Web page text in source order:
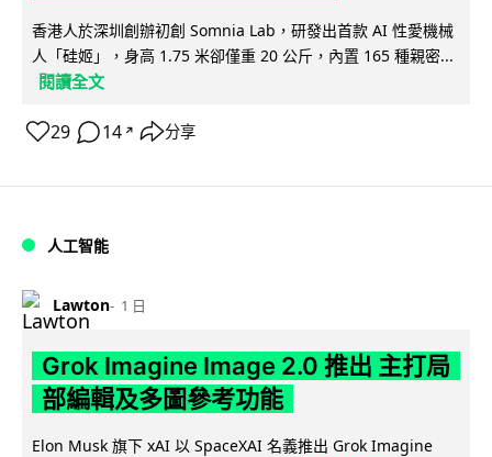
香港人於深圳創辦初創 Somnia Lab，研發出首款 AI 性愛機械
人「硅姬」，身高 1.75 米卻僅重 20 公斤，內置 165 種親密...
閱讀全文
29 14 ↗ 分享
人工智能
Lawton 1 日
Grok Imagine Image 2.0 推出 主打局
部編輯及多圖參考功能
Elon Musk 旗下 xAI 以 SpaceXAI 名義推出 Grok Imagine